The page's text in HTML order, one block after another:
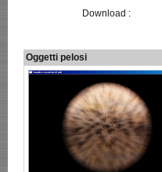
Download :
Oggetti pelosi